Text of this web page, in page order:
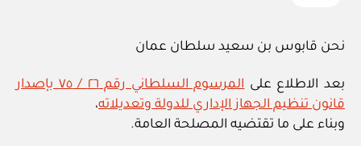
نحن قابوس بن سعيد سلطان عمان
بعد الاطلاع على
المرسوم السلطاني رقم ٢٦ / ٧٥ بإصدار
قانون تنظيم الجهاز الإداري للدولة وتعديلاته،
وبناء على ما تقتضيه المصلحة العامة.